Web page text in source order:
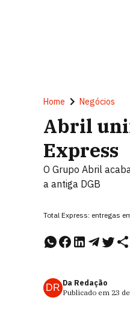
Home Negócios
Abril
Express
O Grupo Abril
a antiga DGB
Total Express: entregas
DR Da Redação
Publicado em 23